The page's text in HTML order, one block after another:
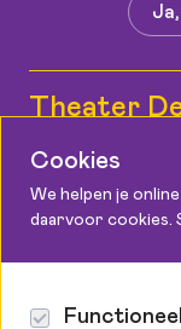
Theater
Wie zijn wij?
Medewerkers
Podium
Informatie
Kaartverkoop
Theater De Vest
Cookies
We helpen je
daarvoor cookies.
Functioneel